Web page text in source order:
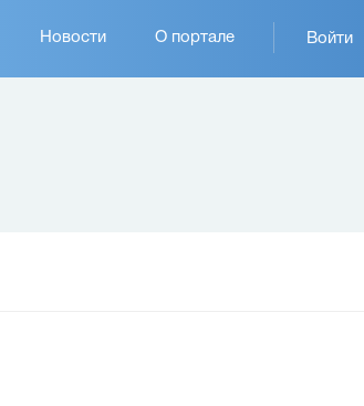
Войти
Основная
навигация
Новости О портале